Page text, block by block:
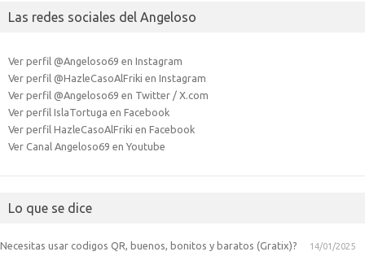
Las redes sociales del Angeloso
Ver perfil @Angeloso69 en Instagram
Ver perfil @HazleCasoAlFriki en Instagram
Ver perfil @Angeloso69 en Twitter / X.com
Ver perfil IslaTortuga en Facebook
Ver perfil HazleCasoAlFriki en Facebook
Ver Canal Angeloso69 en Youtube
Lo que se dice
Necesitas usar codigos QR, buenos, bonitos y baratos (Gratix)? 14/01/2025